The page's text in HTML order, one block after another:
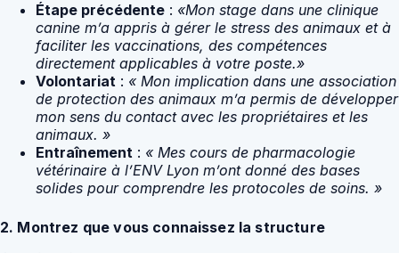
Étape précédente : «Mon stage dans une clinique
canine m’a appris à gérer le stress des animaux et à
faciliter les vaccinations, des compétences
directement applicables à votre poste.»
Volontariat : « Mon implication dans une association
de protection des animaux m’a permis de développer
mon sens du contact avec les propriétaires et les
animaux. »
Entraînement : « Mes cours de pharmacologie
vétérinaire à l’ENV Lyon m’ont donné des bases
solides pour comprendre les protocoles de soins. »
2. Montrez que vous connaissez la structure